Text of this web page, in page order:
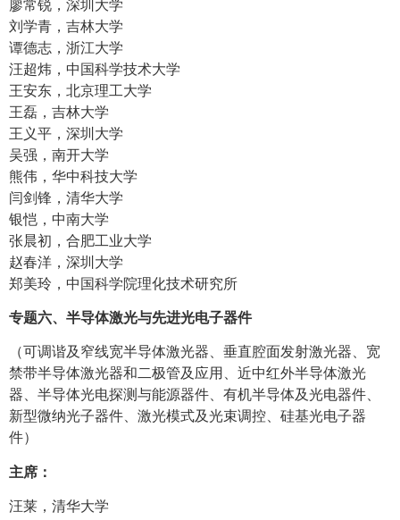
廖常锐，深圳大学
刘学青，吉林大学
谭德志，浙江大学
汪超炜，中国科学技术大学
王安东，北京理工大学
王磊，吉林大学
王义平，深圳大学
吴强，南开大学
熊伟，华中科技大学
闫剑锋，清华大学
银恺，中南大学
张晨初，合肥工业大学
赵春洋，深圳大学
郑美玲，中国科学院理化技术研究所
专题六、半导体激光与先进光电子器件
（可调谐及窄线宽半导体激光器、垂直腔面发射激光器、宽
禁带半导体激光器和二极管及应用、近中红外半导体激光
器、半导体光电探测与能源器件、有机半导体及光电器件、
新型微纳光子器件、激光模式及光束调控、硅基光电子器
件）
主席：
汪莱，清华大学